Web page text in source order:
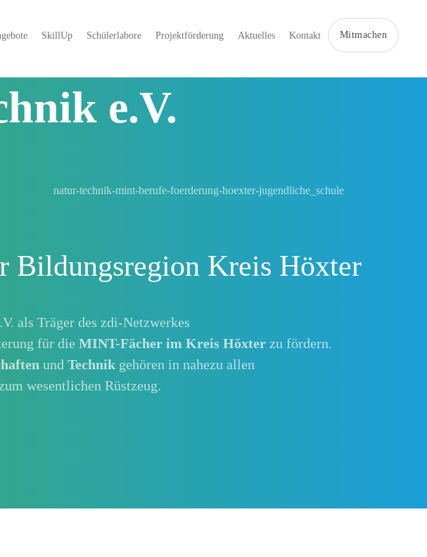
SkillUp Schülerlabore Projektförderung Aktuelles Kontakt Mitmachen
e.V.
Bildungsregion Kreis Höxter
als Träger des zdi-Netzwerkes
für die MINT-Fächer im Kreis Höxterzu fördern.
und Technik gehören in nahezu allen
wesentlichen Rüstzeug.